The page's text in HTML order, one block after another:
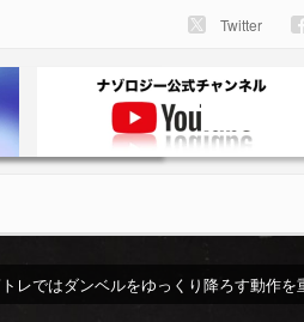
Twitter
レではダンベルをゆっくり降ろす動作を